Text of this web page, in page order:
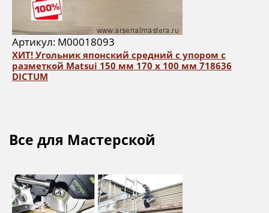
Артикул: М00018093
ХИТ! Угольник японский средний с упором с
разметкой Matsui 150 мм 170 х 100 мм 718636
DICTUM
Все для Мастерской